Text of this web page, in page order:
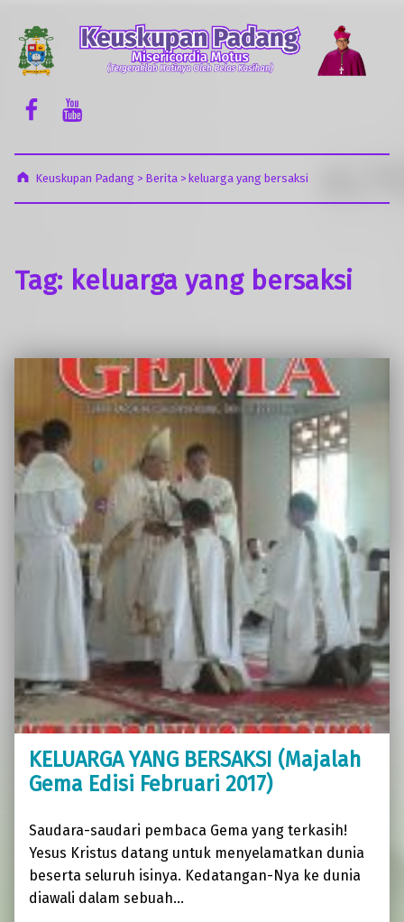
Facebook Komsos
Youtube Komsos
Keuskupan Padang > Berita> keluarga yang bersaksi
Tag: keluarga yang bersaksi
KELUARGA YANG BERSAKSI (Majalah
Gema Edisi Februari 2017)
Saudara-saudari pembaca Gema yang terkasih!
Yesus Kristus datang untuk menyelamatkan dunia
beserta seluruh isinya. Kedatangan-Nya ke dunia
diawali dalam sebuah…